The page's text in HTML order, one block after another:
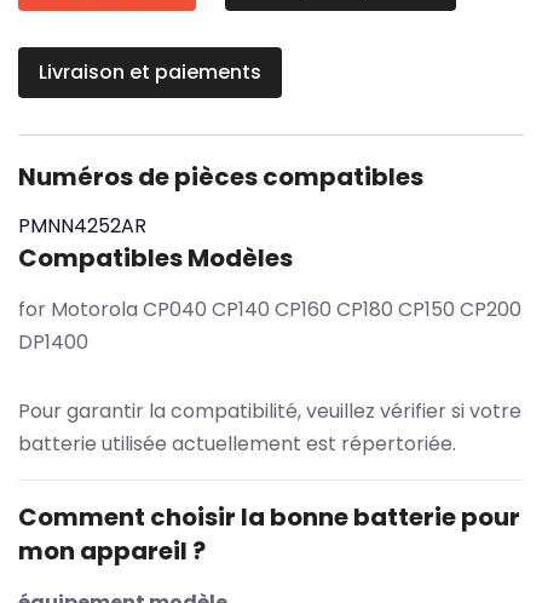
Livraison et paiements
Numéros de pièces compatibles
PMNN4252AR
Compatibles Modèles
for Motorola CP040 CP140 CP160 CP180 CP150 CP200
DP1400
Pour garantir la compatibilité, veuillez vérifier si votre
batterie utilisée actuellement est répertoriée.
Comment choisir la bonne batterie pour
mon appareil ?